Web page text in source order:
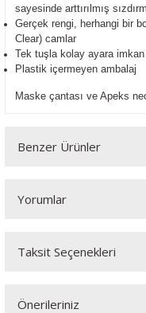
sayesinde arttırılmış
Gerçek rengi, herhangi bir
Clear) camlar
Tek tuşla kolay ayara
Plastik içermeyen ambalaj
Maske çantası ve Apeks
Benzer Ürünler
Yorumlar
Taksit Seçenekleri
Önerileriniz